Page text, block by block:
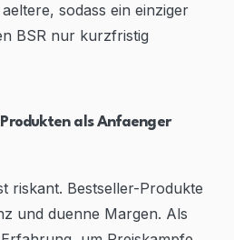
sodass ein einziger
BSR nur kurzfristig
als Anfaenger
riskant. Bestseller-Produkte
und duenne Margen. Als